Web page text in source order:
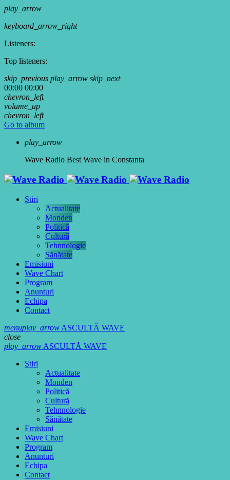
play_arrow
keyboard_arrow_right
Listeners:
Top listeners:
skip_previous play_arrow skip_next
00:00 00:00
chevron_left
volume_up
chevron_left
Go to album
play_arrow
Wave Radio Best Wave in Constanta
Ştiri
Actualitate
Monden
Politică
Cultură
Tehnnologie
Sănătate
Emisiuni
Wave Chart
Program
Anunturi
Echipa
Contact
menuplay_arrowASCULTĂ WAVE
close
play_arrowASCULTĂ WAVE
Ştiri
Actualitate
Monden
Politică
Cultură
Tehnnologie
Sănătate
Emisiuni
Wave Chart
Program
Anunturi
Echipa
Contact